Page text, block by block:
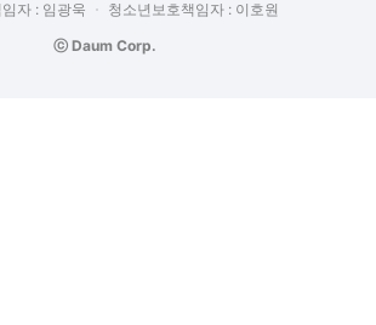
자 : 임광욱
청소년보호책임자 : 이호원
ⓒ Daum Corp.